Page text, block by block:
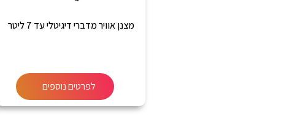
מצנן אוויר מדברי דיגיטלי עד 7 ליטר
לפרטים נוספים